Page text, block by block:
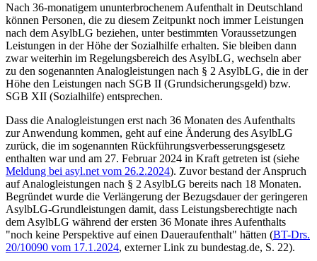
Nach 36-monatigem ununterbrochenem Aufenthalt in Deutschland
können Personen, die zu diesem Zeitpunkt noch immer Leistungen
nach dem AsylbLG beziehen, unter bestimmten Voraussetzungen
Leistungen in der Höhe der Sozialhilfe erhalten. Sie bleiben dann
zwar weiterhin im Regelungsbereich des AsylbLG, wechseln aber
zu den sogenannten Analogleistungen nach § 2 AsylbLG, die in der
Höhe den Leistungen nach SGB II (Grundsicherungsgeld) bzw.
SGB XII (Sozialhilfe) entsprechen.
Dass die Analogleistungen erst nach 36 Monaten des Aufenthalts
zur Anwendung kommen, geht auf eine Änderung des AsylbLG
zurück, die im sogenannten Rückführungsverbesserungsgesetz
enthalten war und am 27. Februar 2024 in Kraft getreten ist (siehe
Meldung bei asyl.net vom 26.2.2024). Zuvor bestand der Anspruch
auf Analogleistungen nach § 2 AsylbLG bereits nach 18 Monaten.
Begründet wurde die Verlängerung der Bezugsdauer der geringeren
AsylbLG-Grundleistungen damit, dass Leistungsberechtigte nach
dem AsylbLG während der ersten 36 Monate ihres Aufenthalts
"noch keine Perspektive auf einen Daueraufenthalt" hätten (BT-Drs.
20/10090 vom 17.1.2024, externer Link zu bundestag.de, S. 22).